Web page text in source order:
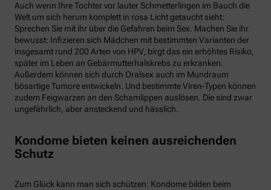
Auch wenn Ihre Tochter vor lauter Schmetterlingen im Bauch die
Welt um sich herum komplett in rosa Licht getaucht sieht:
Sprechen Sie mit ihr über die Gefahren beim Sex. Machen Sie ihr
bewusst: Infizieren sich Mädchen mit bestimmten Varianten der
insgesamt rund 200 Arten von HPV, birgt das ein erhöhtes Risiko,
später im Leben an Gebärmutterhalskrebs zu erkranken.
Außerdem können sich durch Oralsex auch im Mundraum
bösartige Tumore entwickeln. Und bestimmte Viren-Typen können
zudem Feigwarzen an den Schamlippen auslösen. Die sind zwar
ungefährlich, aber ansteckend und hässlich.
Kondome bieten keinen ausreichenden
Schutz
Zum Glück kann man sich schützen: Kondome bilden beim